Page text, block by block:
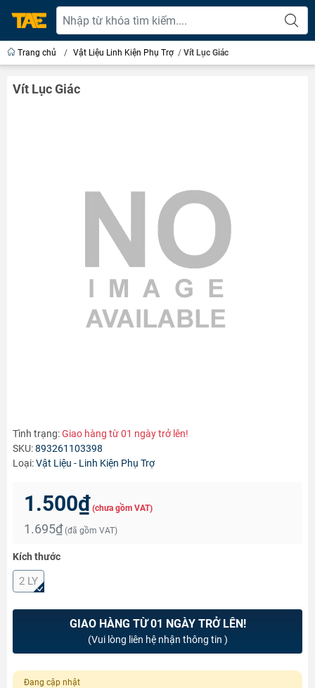
Trang chủ / Vật Liệu Linh Kiện Phụ Trợ / Vít Lục Giác
Vít Lục Giác
Tình trạng:Giao hàng từ 01 ngày trở lên!
SKU:893261103398
Loại:Vật Liệu - Linh Kiện Phụ Trợ
1.500₫ (chưa gồm VAT)
1.695₫ (đã gồm VAT)
Kích thước
2 LY
GIAO HÀNG TỪ 01 NGÀY TRỞ LÊN!
(Vui lòng liên hệ nhận thông tin )
Đang cập nhật